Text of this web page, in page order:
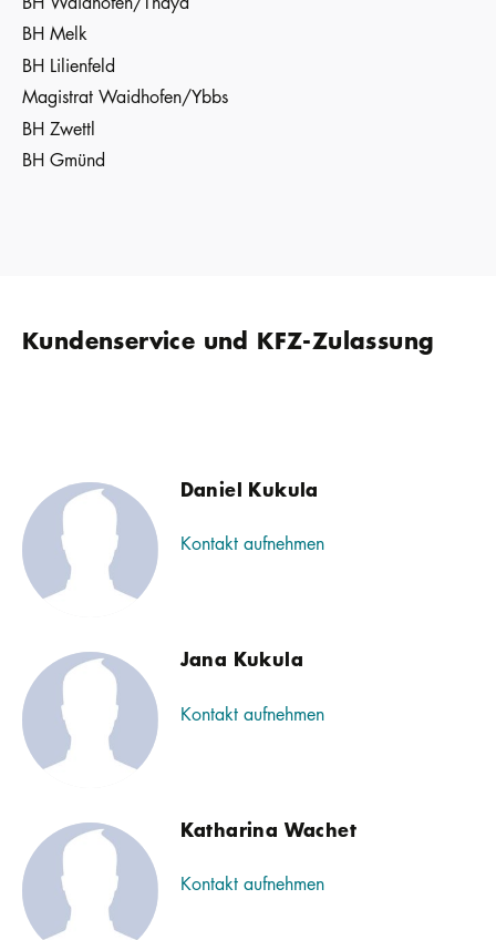
BH Melk
BH Lilienfeld
Magistrat Waidhofen/Ybbs
BH Zwettl
BH Gmünd
Kundenservice und KFZ-Zulassung
Daniel Kukula
Kontakt aufnehmen
Jana Kukula
Kontakt aufnehmen
Katharina Wachet
Kontakt aufnehmen